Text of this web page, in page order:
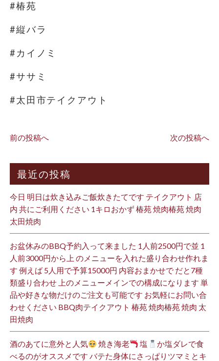
#椿苑
#縦バラ
#カイノミ
#ササミ
#太田市テイクアウト
前の投稿へ 次の投稿へ
最近の投稿
今日 明日は炊き込みご飯炊きたてです テイクアウト 店
内 共にご利用ください 1キロおかず 椿苑 焼肉椿苑 焼肉
太田焼肉
お盆休みのBBQ予約入って来ました 1人前2500円で並 1
人前3000円から上 のメニューを入れた盛り合わせ作れま
す 例えば 5人用で予算15000円 内容おまかせで だと7種
類盛り合わせ 上のメニューメインでの構成になります 単
品や好きな物だけのご注文も可能です お気軽にお問い合
わせください BBQ肉テイクアウト 椿苑 焼肉椿苑 焼肉 太
田焼肉
酒のあてに意外と人気 焼き海老 塩
か塩ダレで食
べるのがオススメです バテた身体にさっぱりツマミとキ